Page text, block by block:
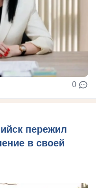
0
пережил
в своей